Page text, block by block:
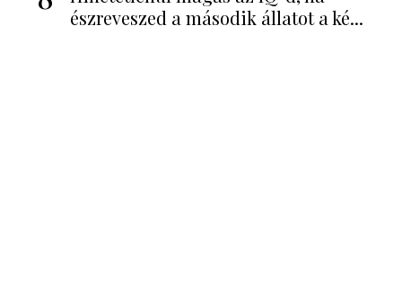
észreveszed a második állatot a ké...